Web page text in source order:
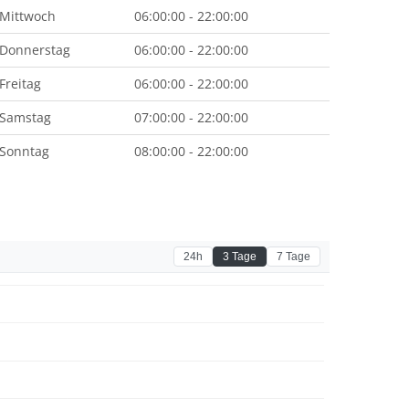
Mittwoch
06:00:00 - 22:00:00
Donnerstag
06:00:00 - 22:00:00
Freitag
06:00:00 - 22:00:00
Samstag
07:00:00 - 22:00:00
Sonntag
08:00:00 - 22:00:00